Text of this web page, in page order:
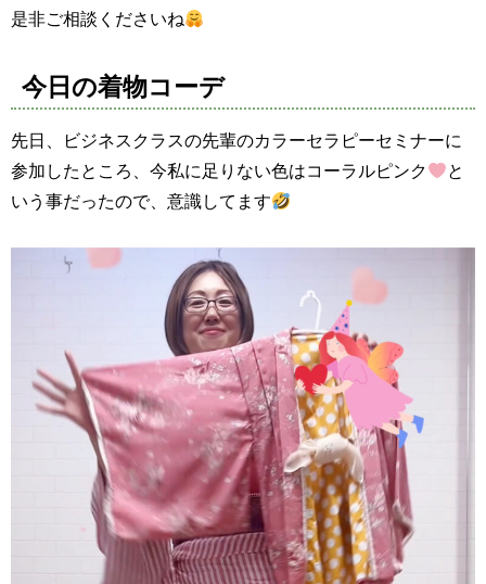
是非ご相談くださいね
今日の着物コーデ
先日、ビジネスクラスの先輩のカラーセラピーセミナーに
参加したところ、今私に足りない色はコーラルピンク
と
いう事だったので、意識してます